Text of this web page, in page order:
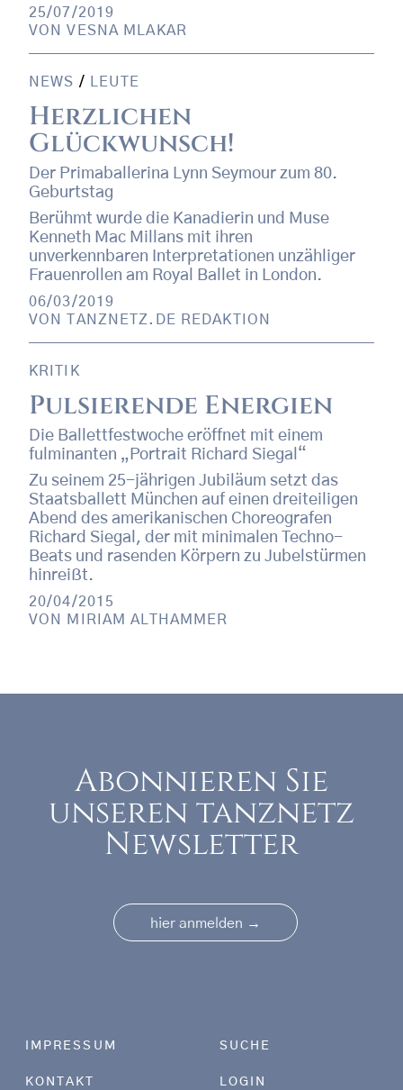
25/07/2019
VONVESNA MLAKAR
NEWS / LEUTE
Herzlichen
Glückwunsch!
Der Primaballerina Lynn Seymour zum 80.
Geburtstag
Berühmt wurde die Kanadierin und Muse
Kenneth Mac Millans mit ihren
unverkennbaren Interpretationen unzähliger
Frauenrollen am Royal Ballet in London.
06/03/2019
VON
TANZNETZ.DE REDAKTION
KRITIK
Pulsierende Energien
Die Ballettfestwoche eröffnet mit einem
fulminanten „Portrait Richard Siegal“
Zu seinem 25-jährigen Jubiläum setzt das
Staatsballett München auf einen dreiteiligen
Abend des amerikanischen Choreografen
Richard Siegal, der mit minimalen Techno-
Beats und rasenden Körpern zu Jubelstürmen
hinreißt.
20/04/2015
VON
MIRIAM ALTHAMMER
Abonnieren Sie
unseren tanznetz
Newsletter
hier anmelden →
Footer menu
IMPRESSUM
KONTAKT
SUCHE
LOGIN